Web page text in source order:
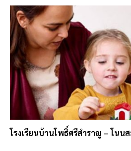
โรงเรียนบ้านโพธิ์ศรีสําราญ – โนน